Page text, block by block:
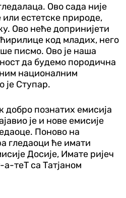
Ово сада није
естетске природе,
Ово неће допринијети
код младих, него
писмо. Ово је наша
да будемо породична
националним
је Ступар.
добро познатих емисија
је и нове емисије
Поново на
гледаоци ће имати
Досије, Имате ријеч
теТ са Татјаном